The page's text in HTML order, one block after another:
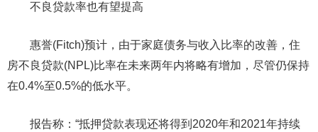
不良贷款率也有望提高
惠誉(Fitch)预计，由于家庭债务与收入比率的改善，住
房不良贷款(NPL)比率在未来两年内将略有增加，尽管仍保持
在0.4%至0.5%的低水平。
报告称：“抵押贷款表现还将得到2020年和2021年持续